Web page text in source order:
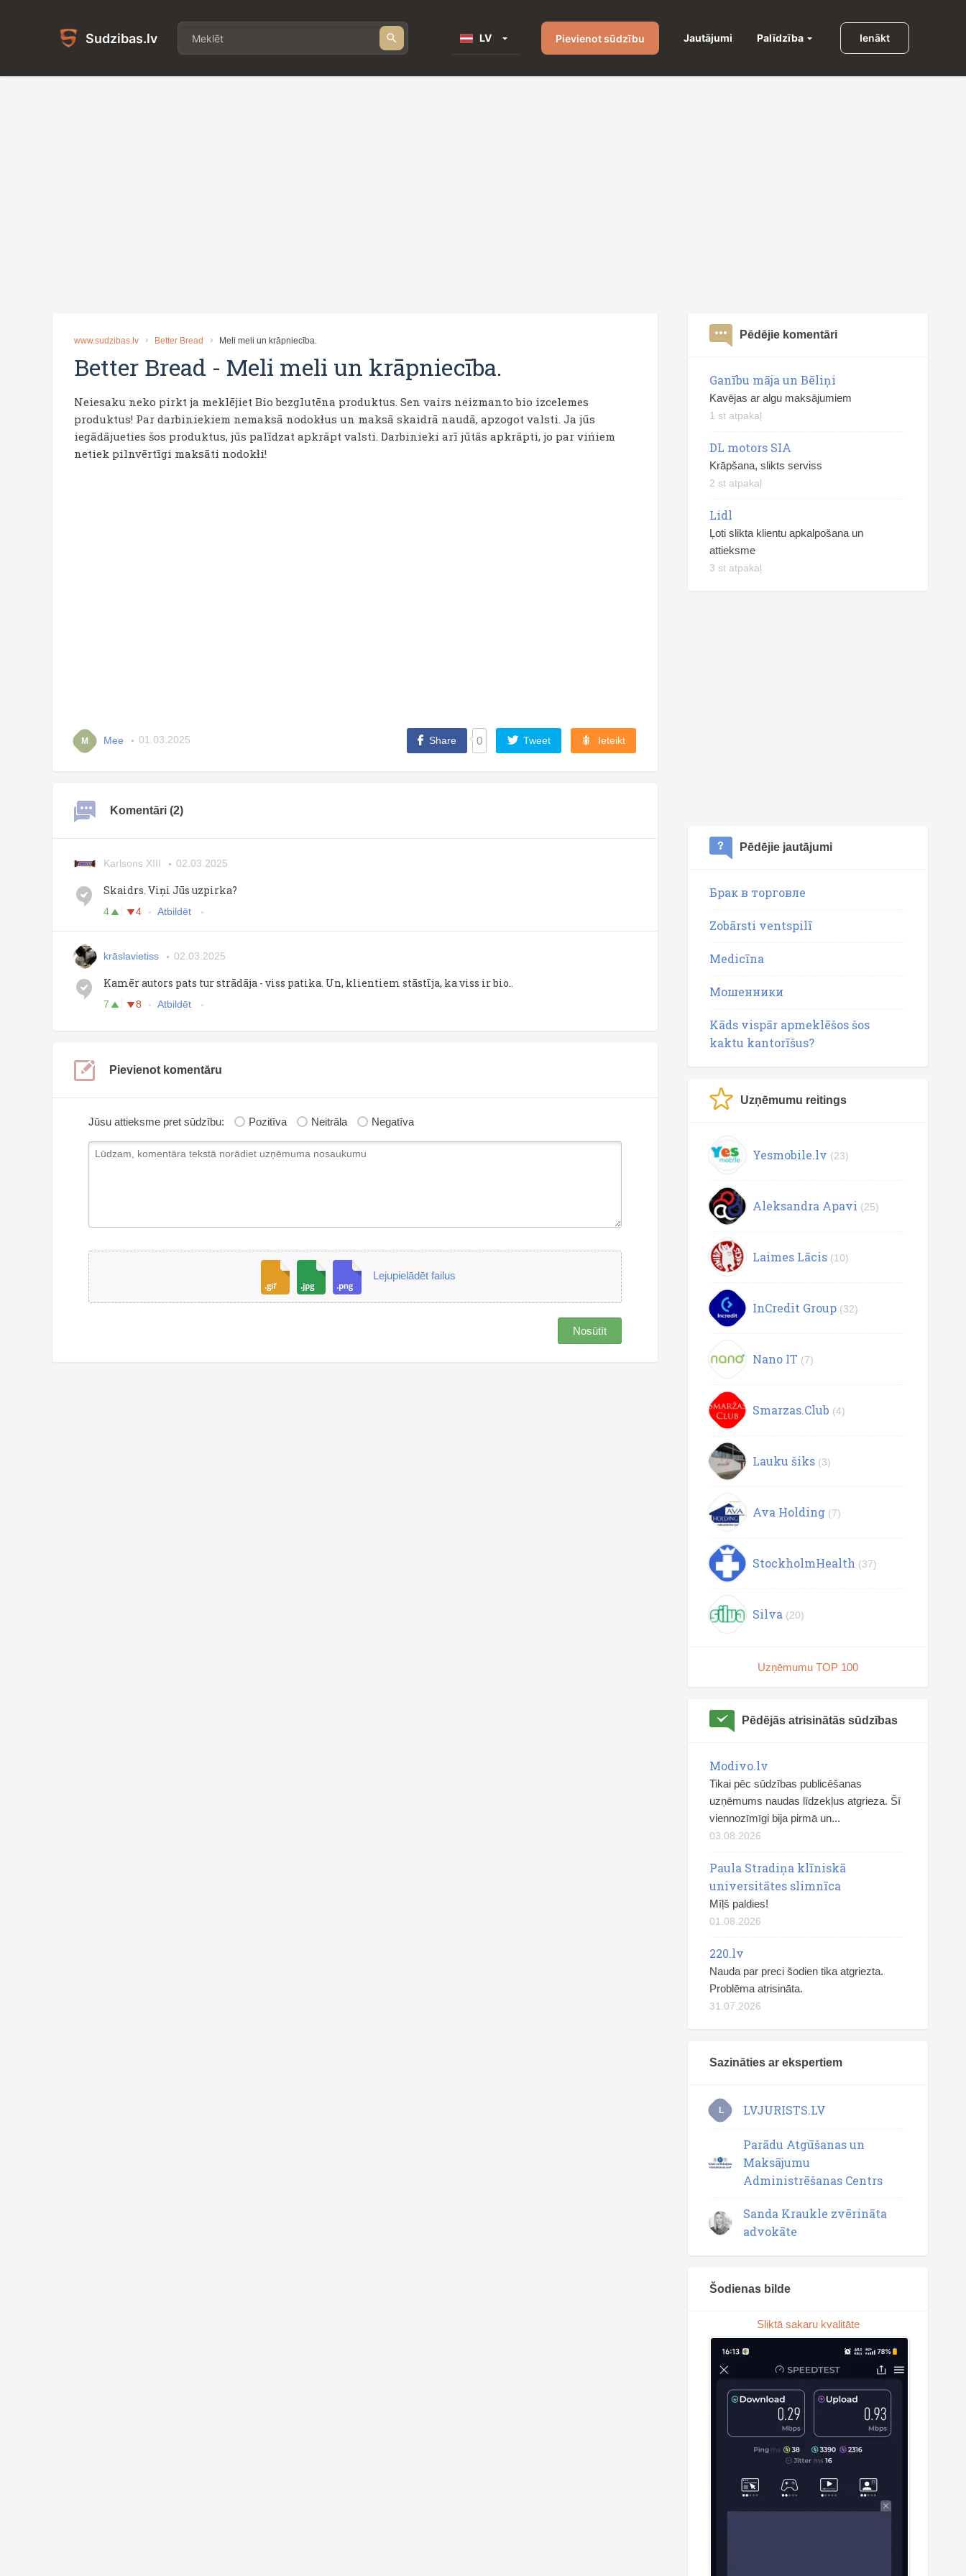
Sudzibas.lv LV Pievienot sūdzību Jautājumi Palīdzība Ienākt
www.sudzibas.lv Better Bread Meli meli un krāpniecība.
Better Bread - Meli meli un krāpniecība.
Neiesaku neko pirkt ja meklējiet Bio bezglutēna produktus. Sen vairs neizmanto bio izcelemes
produktus! Par darbiniekiem nemaksā nodokłus un maksā skaidrā naudā, apzogot valsti. Ja jūs
iegādājueties šos produktus, jūs palīdzat apkrāpt valsti. Darbinieki arī jūtās apkrāpti, jo par vińiem
netiek pilnvērtīgi maksāti nodokłi!
M Mee 01.03.2025 Share 0 Tweet Ieteikt
Komentāri (2)
Karlsons XIII 02.03.2025
Skaidrs. Viņi Jūs uzpirka?
4 4 Atbildēt
krāslavietiss 02.03.2025
Kamēr autors pats tur strādāja - viss patika. Un, klientiem stāstīja, ka viss ir bio..
7 8 Atbildēt
Pievienot komentāru
Jūsu attieksme pret sūdzību: Pozitīva Neitrāla Negatīva
Lejupielādēt failus
Nosūtīt
Pēdējie komentāri
Ganību māja un Bēliņi
Kavējas ar algu maksājumiem
1 st atpakaļ
DL motors SIA
Krāpšana, slikts serviss
2 st atpakaļ
Lidl
Ļoti slikta klientu apkalpošana un
attieksme
3 st atpakaļ
Pēdējie jautājumi
Брак в торговле
Zobārsti ventspilī
Medicīna
Мошенники
Kāds vispār apmeklēšos šos
kaktu kantorīšus?
Uzņēmumu reitings
Yesmobile.lv (23)
Aleksandra Apavi (25)
Laimes Lācis (10)
InCredit Group (32)
Nano IT (7)
Smarzas.Club (4)
Lauku šiks (3)
Ava Holding (7)
StockholmHealth (37)
Silva (20)
Uzņēmumu TOP 100
Pēdējās atrisinātās sūdzības
Modivo.lv
Tikai pēc sūdzības publicēšanas
uzņēmums naudas līdzekļus atgrieza. Šī
viennozīmīgi bija pirmā un...
03.08.2026
Paula Stradiņa klīniskā
universitātes slimnīca
Mīļš paldies!
01.08.2026
220.lv
Nauda par preci šodien tika atgriezta.
Problēma atrisināta.
31.07.2026
Sazināties ar ekspertiem
L LVJURISTS.LV
Parādu Atgūšanas un
Maksājumu
Administrēšanas Centrs
Sanda Kraukle zvērināta
advokāte
Šodienas bilde
Sliktā sakaru kvalitāte